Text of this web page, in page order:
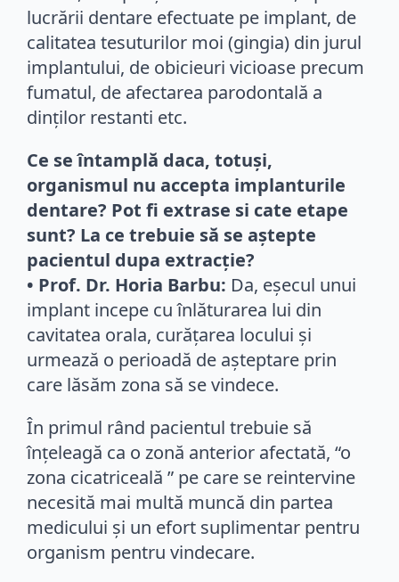
lucrării dentare efectuate pe implant, de
calitatea tesuturilor moi (gingia) din jurul
implantului, de obicieuri vicioase precum
fumatul, de afectarea parodontală a
dinților restanti etc.
Ce se întamplă daca, totuși,
organismul nu accepta implanturile
dentare? Pot fi extrase si cate etape
sunt? La ce trebuie să se aștepte
pacientul dupa extracție?
• Prof. Dr. Horia Barbu: Da, eșecul unui
implant incepe cu înlăturarea lui din
cavitatea orala, curățarea locului și
urmează o perioadă de așteptare prin
care lăsăm zona să se vindece.
În primul rând pacientul trebuie să
înțeleagă ca o zonă anterior afectată, “o
zona cicatriceală ” pe care se reintervine
necesită mai multă muncă din partea
medicului și un efort suplimentar pentru
organism pentru vindecare.